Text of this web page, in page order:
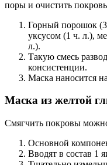
поры и очистить
Горный порошок (3
уксусом (1 ч. л.),
л.).
Такую смесь
консистенции.
Маска наносится
Маска из желтой
Смягчить покровы
Основной
Вводят в состав 1